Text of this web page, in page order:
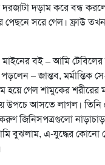
দরজাটা দড়াম করে বন্ধ
সরে গেল। ফ্রাউ তখন
মাইনের বই – আমি
– জান্তব,
হয়ে গেল শামুকের
আসতে লাগল। তিনি
জিনিসপত্রগুলো
বুঝলাম, এ-যুদ্ধের কোনো